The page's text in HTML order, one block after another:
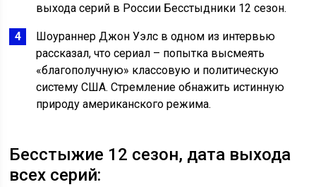
выхода серий в России Бесстыдники 12 сезон.
Шоураннер Джон Уэлс в одном из интервью
рассказал, что сериал – попытка высмеять
«благополучную» классовую и политическую
систему США. Стремление обнажить истинную
природу американского режима.
Бесстыжие 12 сезон, дата выхода
всех серий: